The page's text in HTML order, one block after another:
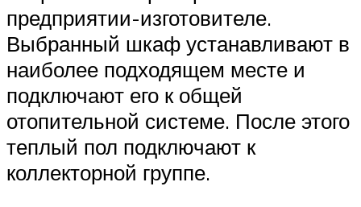
предприятии-изготовителе.
Выбранный шкаф устанавливают в
наиболее подходящем месте и
подключают его к общей
отопительной системе. После этого
теплый пол подключают к
коллекторной группе.